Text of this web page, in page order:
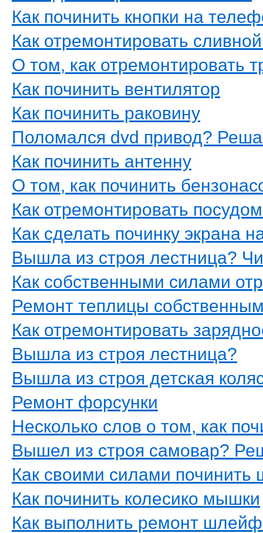
Как починить кнопки на
Как отремонтировать
О том, как отремонтировать
Как починить вентилятор
Как починить раковину
Поломался dvd привод?
Как починить антенну
О том, как починить
Как отремонтировать
Как сделать починку экрана
Вышла из строя лестница?
Как собственными силами
Ремонт теплицы
Как отремонтировать
Вышла из строя лестница?
Вышла из строя детская
Ремонт форсунки
Несколько слов о том, как
Вышел из строя самовар?
Как своими силами
Как починить колесико мышки
Как выполнить ремонт